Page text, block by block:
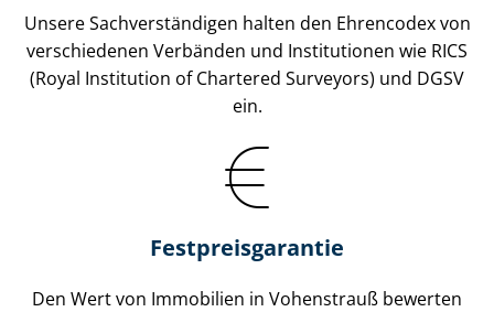
Unsere Sach­ver­stän­di­gen halten den Ehrencodex von
verschiedenen Verbänden und Institutionen wie RICS
(Royal Institution of Chartered Surveyors) und DGSV
ein.
Festpreis​garantie
Den Wert von Immobilien in Vohenstrauß bewerten